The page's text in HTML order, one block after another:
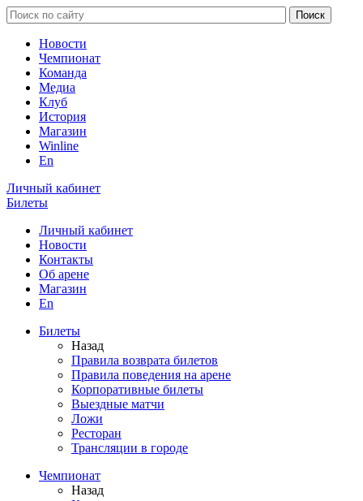
Новости
Чемпионат
Команда
Медиа
Клуб
История
Магазин
Winline
En
Личный кабинет
Билеты
Личный кабинет
Новости
Контакты
Об арене
Магазин
En
Билеты
Назад
Правила возврата билетов
Правила поведения на арене
Корпоративные билеты
Выездные матчи
Ложи
Ресторан
Трансляции в городе
Чемпионат
Назад